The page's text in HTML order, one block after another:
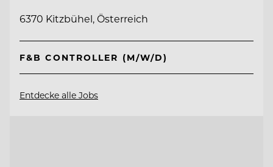
6370 Kitzbühel, Österreich
F&B CONTROLLER (M/W/D)
Entdecke alle Jobs